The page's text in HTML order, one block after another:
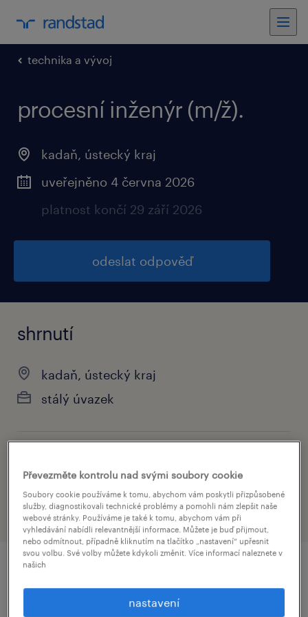
technika a vývoj
procesní inženýr (m/ž).
kadaň, ústecký kraj
uveřejněno 4 června 2026
platnost končí 29 září 2026
odeslat odpověď
shrnutí
kadaň, ústecký kraj
stálý úvazek
technika a vývoj
detail nabídky
Převezměte kontrolu nad svými soubory cookie
Soubory cookie používáme k tomu, abychom vám poskytli přizpůsobené
služby, diagnostikovali technické problémy a pomohli nám zlepšit naše
webové stránky. Používáme je také k tomu, abychom vám při
vyhledávání nabídli relevantnější informace. Můžete je buď přijmout,
nebo odmítnout, případně kliknutím na tlačítko „nastavení“ upřesnit
svou volbu. Své volby můžete kdykoli změnit. Více informací naleznete v
našich
nastavení